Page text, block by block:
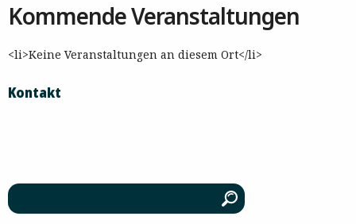
Kommende Veranstaltungen
<li>Keine Veranstaltungen an diesem Ort</li>
Kontakt